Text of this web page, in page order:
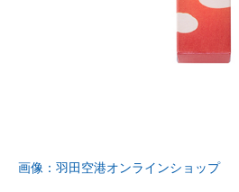
画像：羽田空港オンラインショップ